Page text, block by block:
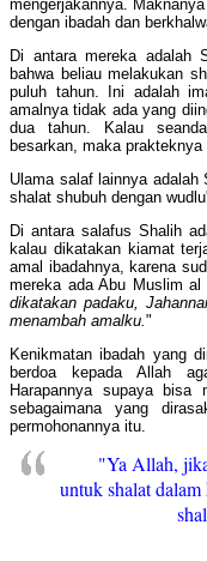
mengerjakannya.
dengan ibadah dan
Di antara mereka adalah
bahwa beliau melakukan
puluh tahun. Ini adalah
amalnya tidak ada yang
dua tahun. Kalau
besarkan, maka
Ulama salaf lainnya adalah
shalat shubuh dengan
Di antara salafus Shalih
kalau dikatakan kiamat
amal ibadahnya, karena
mereka ada Abu Muslim
dikatakan padaku,
menambah amalku."
Kenikmatan ibadah yang
berdoa kepada Allah
Harapannya supaya bisa
sebagaimana yang
permohonannya itu.
"Ya Allah,
untuk shalat